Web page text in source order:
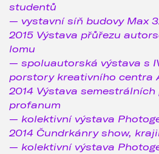
studentů
— vystavní síň budovy Max
2015 Výstava přůřezu
lomu
— spoluautorská výstava s
porstory kreativního centra
2014 Výstava
profanum
— kolektivní výstava
2014 Čundrkánry show,
— kolektivní výstava